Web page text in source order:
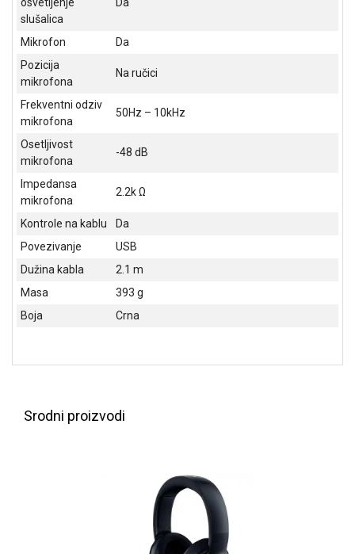
NADZOR I
SIGURNOSNA
OPREMA
SOFTWARE
KABLOVI I
ADAPTERI
KANCELARIJSKI
MATERIJAL
SVE
ZA
ŠKOLSKI
BICIKLE
OUTLET
slušalica
Mikrofon
Da
Pozicija
mikrofona
Na ručici
Frekventni odziv
mikrofona
50Hz – 10kHz
Osetljivost
mikrofona
-48 dB
Impedansa
mikrofona
2.2k Ω
Kontrole na kablu
Da
Povezivanje
USB
Dužina kabla
2.1 m
Masa
393 g
Boja
Crna
Srodni proizvodi